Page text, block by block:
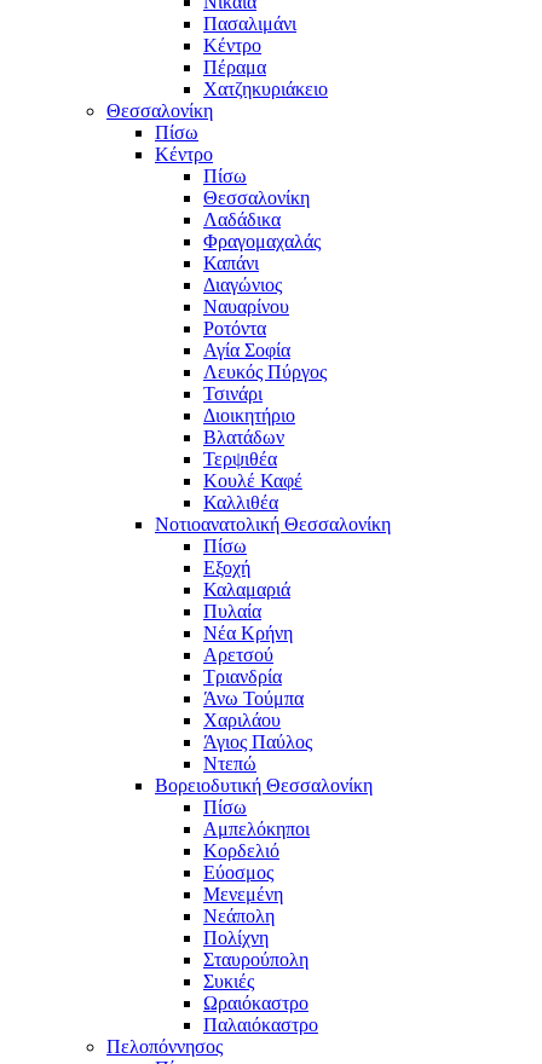
Πασαλιμάνι
Κέντρο
Πέραμα
Χατζηκυριάκειο
Θεσσαλονίκη
Πίσω
Κέντρο
Πίσω
Θεσσαλονίκη
Λαδάδικα
Φραγομαχαλάς
Καπάνι
Διαγώνιος
Ναυαρίνου
Ροτόντα
Αγία Σοφία
Λευκός Πύργος
Τσινάρι
Διοικητήριο
Βλατάδων
Τερψιθέα
Κουλέ Καφέ
Καλλιθέα
Νοτιοανατολική Θεσσαλονίκη
Πίσω
Εξοχή
Καλαμαριά
Πυλαία
Νέα Κρήνη
Αρετσού
Τριανδρία
Άνω Τούμπα
Χαριλάου
Άγιος Παύλος
Ντεπώ
Βορειοδυτική Θεσσαλονίκη
Πίσω
Αμπελόκηποι
Κορδελιό
Εύοσμος
Μενεμένη
Νεάπολη
Πολίχνη
Σταυρούπολη
Συκιές
Ωραιόκαστρο
Παλαιόκαστρο
Πελοπόννησος